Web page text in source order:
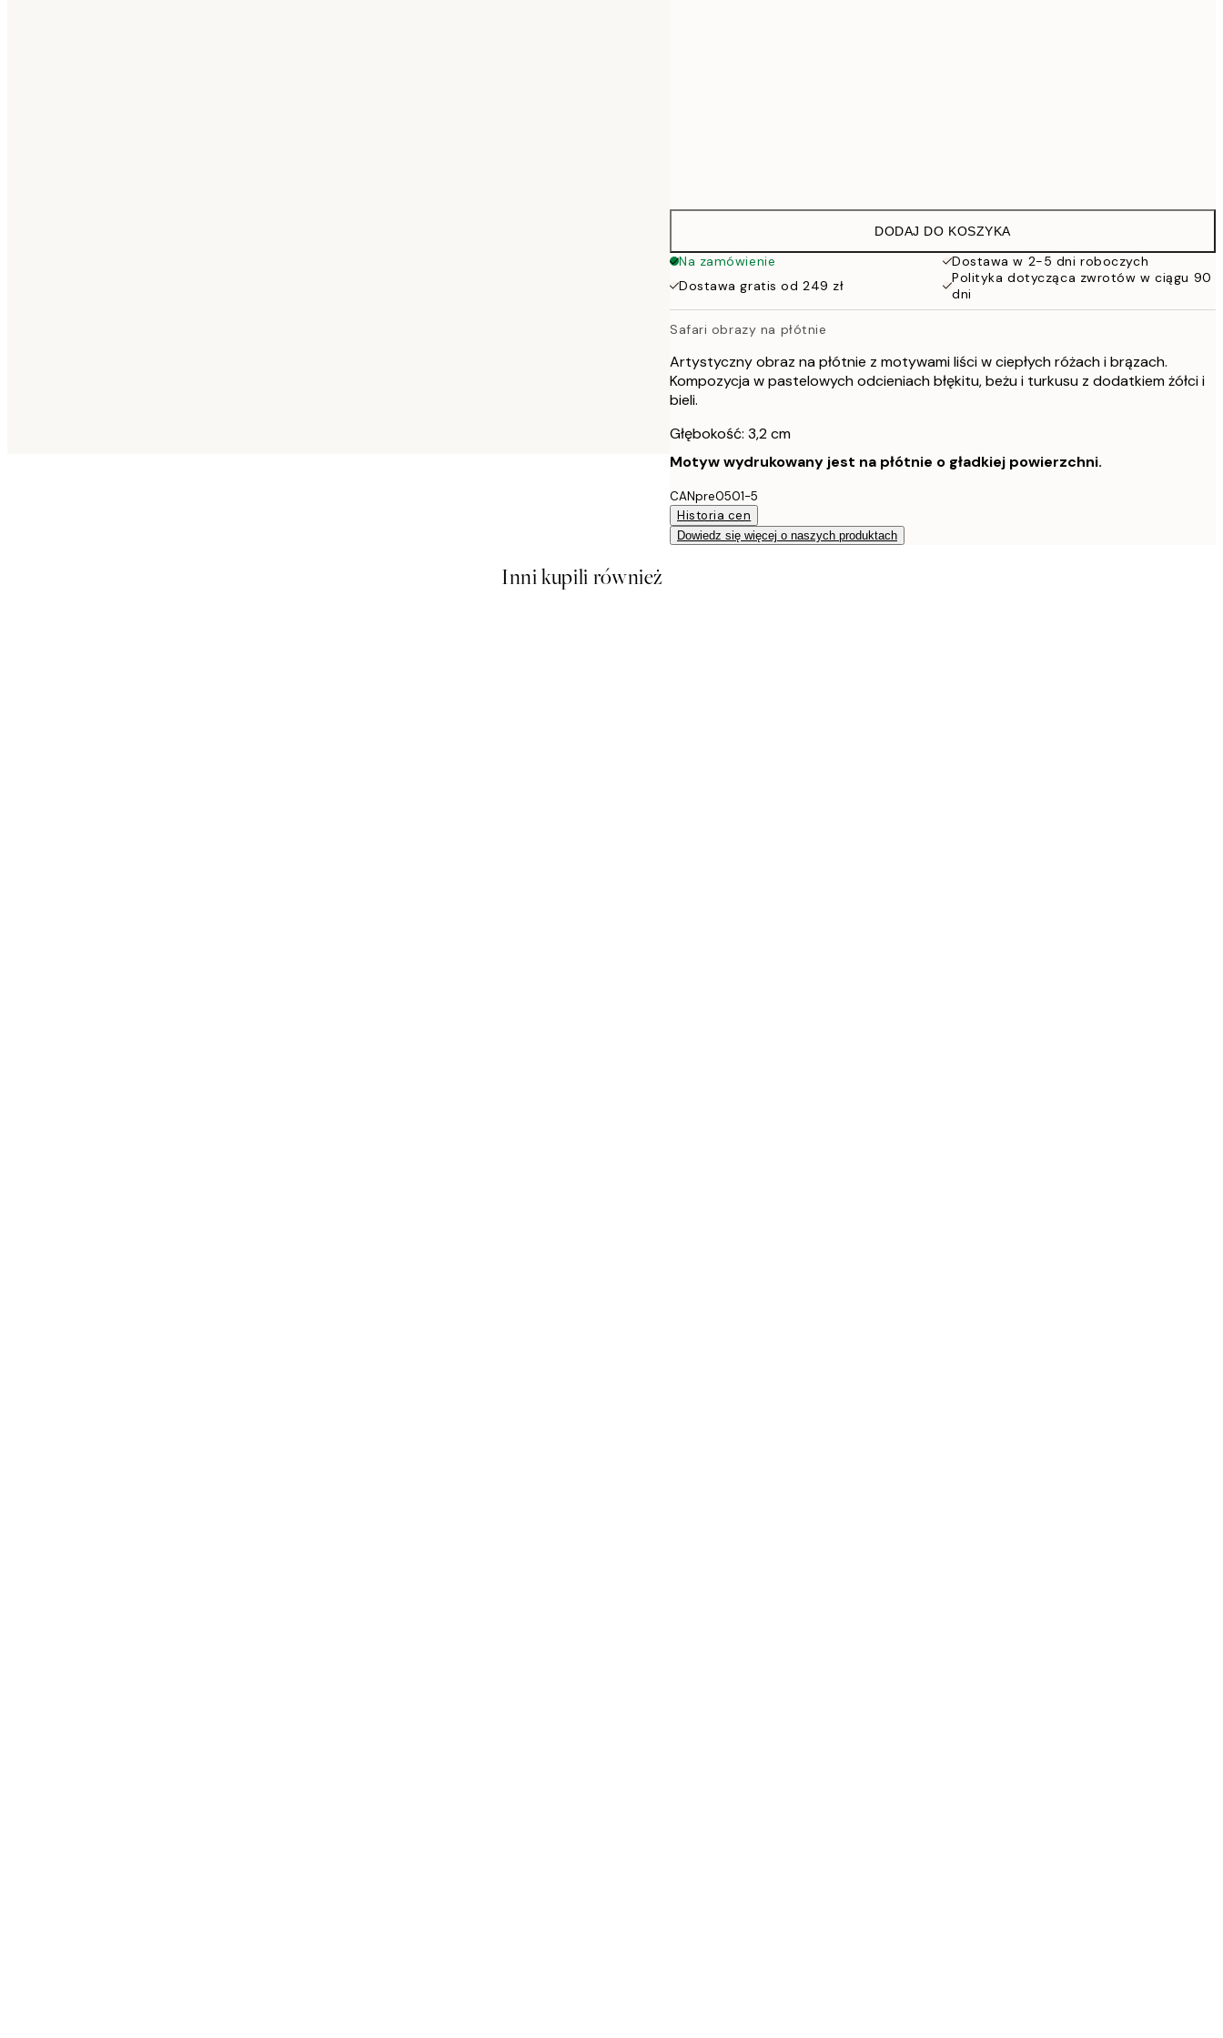
DODAJ DO KOSZYKA
Na zamówienie
Dostawa w 2-5 dni roboczych
Dostawa gratis od 249 zł
Polityka dotycząca zwrotów w ciągu 90
dni
Safari obrazy na płótnie
Artystyczny obraz na płótnie z motywami liści w ciepłych różach i brązach.
Kompozycja w pastelowych odcieniach błękitu, beżu i turkusu z dodatkiem żółci i
bieli.
Głębokość: 3,2 cm
Motyw wydrukowany jest na płótnie o gładkiej powierzchni.
CANpre0501-5
Historia cen
Dowiedz się więcej o naszych produktach
Inni kupili również